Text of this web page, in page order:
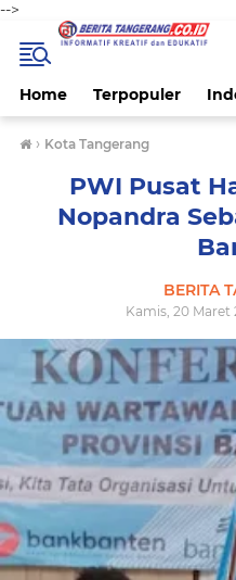
-->
Home Terpopuler
› Kota Tangerang
PWI Pusat
Nopandra
BERITA
Kamis, 20 Maret